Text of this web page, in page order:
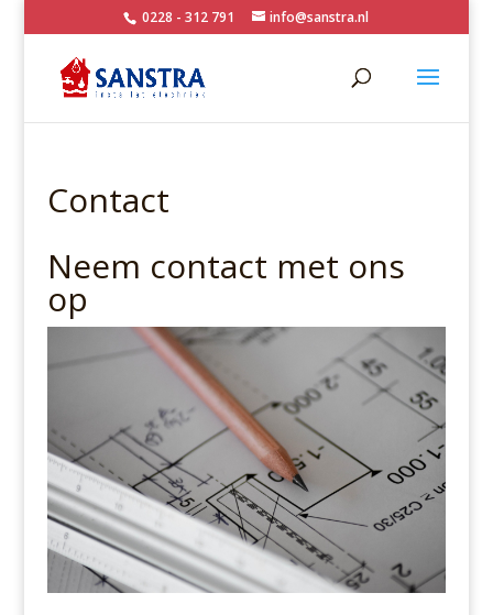
0228 - 312 791 info@sanstra.nl
Contact
Neem contact met ons
op